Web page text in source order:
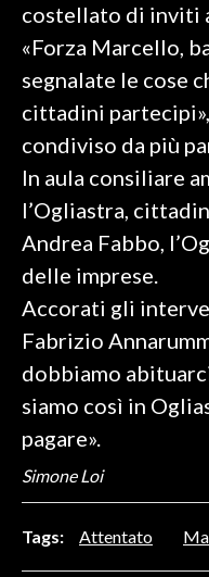
SARDI NEL MONDO
NOTIZIE
EVENTI
#CARAUNIONE
3 MINUTI CON
INSULARITÀ
INFO AZIENDE
costellato di inviti
«Forza Marcello,
segnalate le cose
cittadini
condiviso da più
In aula consiliare
l’Ogliastra,
Andrea Fabbo,
delle imprese.
Accorati gli
Fabrizio
dobbiamo
siamo così in
pagare».
Simone Loi
Tags: Attentato